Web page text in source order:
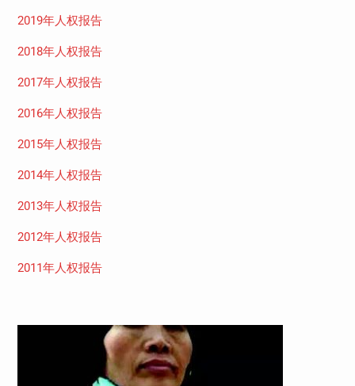
2019年人权报告
2018年人权报告
2017年人权报告
2016年人权报告
2015年人权报告
2014年人权报告
2013年人权报告
2012年人权报告
2011年人权报告